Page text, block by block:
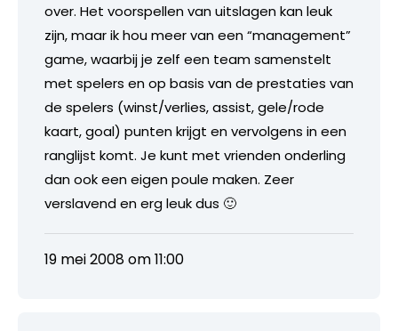
over. Het voorspellen van uitslagen kan leuk
zijn, maar ik hou meer van een “management”
game, waarbij je zelf een team samenstelt
met spelers en op basis van de prestaties van
de spelers (winst/verlies, assist, gele/rode
kaart, goal) punten krijgt en vervolgens in een
ranglijst komt. Je kunt met vrienden onderling
dan ook een eigen poule maken. Zeer
verslavend en erg leuk dus 🙂
19 mei 2008 om 11:00